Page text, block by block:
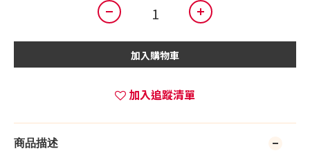
加入購物車
加入追蹤清單
商品描述